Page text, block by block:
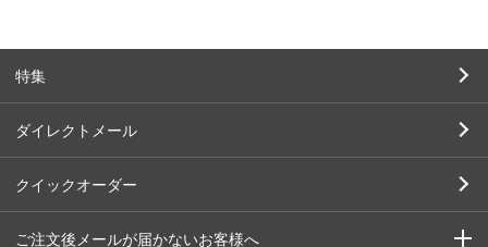
特集
ダイレクトメール
クイックオーダー
ご注文後メールが届かないお客様へ